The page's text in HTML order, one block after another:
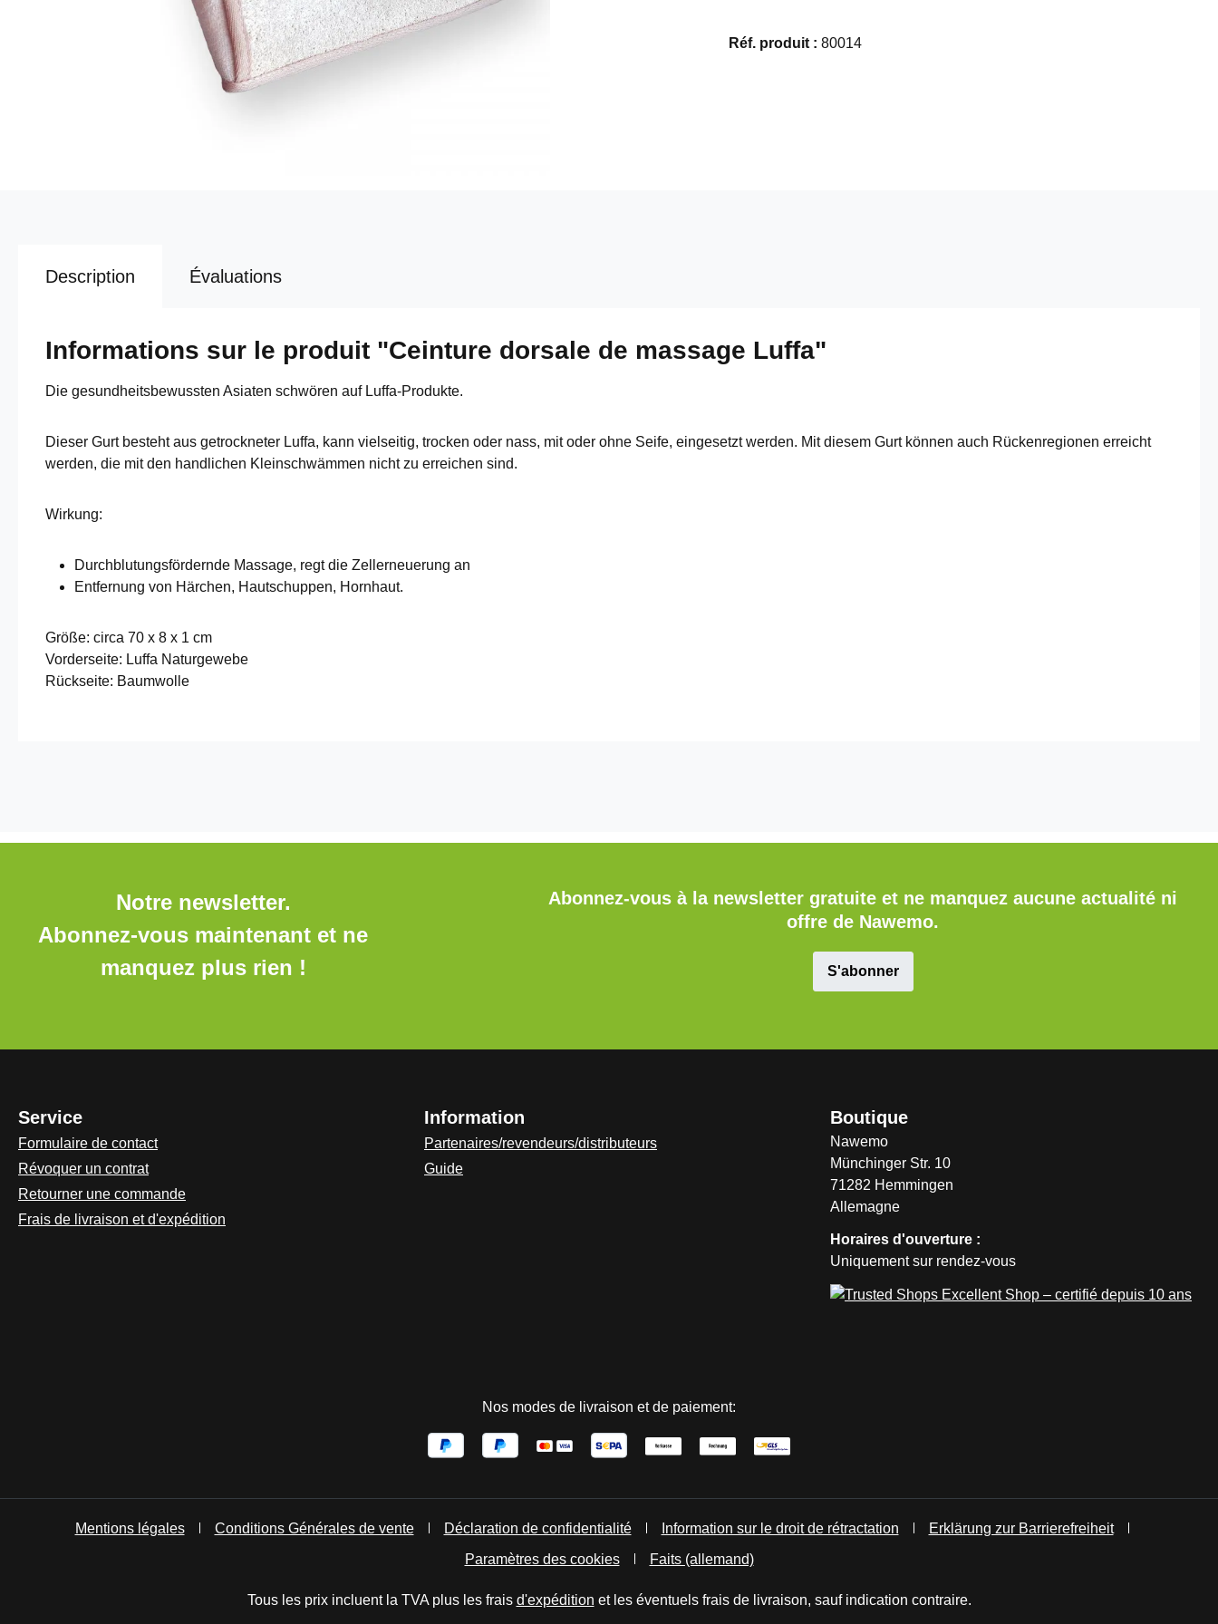
Réf. produit : 80014
Description Évaluations
Informations sur le produit "Ceinture dorsale de massage Luffa"
Die gesundheitsbewussten Asiaten schwören auf Luffa-Produkte.
Dieser Gurt besteht aus getrockneter Luffa, kann vielseitig, trocken oder nass, mit oder ohne Seife, eingesetzt werden. Mit diesem Gurt können auch Rückenregionen erreicht
werden, die mit den handlichen Kleinschwämmen nicht zu erreichen sind.
Wirkung:
Durchblutungsfördernde Massage, regt die Zellerneuerung an
Entfernung von Härchen, Hautschuppen, Hornhaut.
Größe: circa 70 x 8 x 1 cm
Vorderseite: Luffa Naturgewebe
Rückseite: Baumwolle
Notre newsletter.
Abonnez-vous maintenant et ne
manquez plus rien !
Abonnez-vous à la newsletter gratuite et ne manquez aucune actualité ni
offre de Nawemo.
S'abonner
Service
Formulaire de contact
Révoquer un contrat
Retourner une commande
Frais de livraison et d'expédition
Information
Partenaires/revendeurs/distributeurs
Guide
Boutique
Nawemo
Münchinger Str. 10
71282 Hemmingen
Allemagne
Horaires d'ouverture :
Uniquement sur rendez-vous
Nos modes de livraison et de paiement:
Mentions légales Conditions Générales de vente Déclaration de confidentialité Information sur le droit de rétractation
Erklärung zur Barrierefreiheit
Paramètres des cookies
Faits (allemand)
Tous les prix incluent la TVA plus les frais d'expédition et les éventuels frais de livraison, sauf indication contraire.